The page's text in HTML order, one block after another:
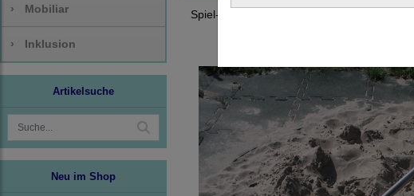
› Mobiliar
› Inklusion
Artikelsuche
Neu im Shop
Spiel- & Sportgeräte